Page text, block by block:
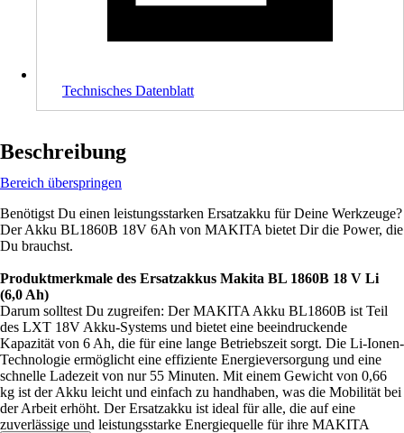
Technisches Datenblatt
Beschreibung
Bereich überspringen
Benötigst Du einen leistungsstarken Ersatzakku für Deine Werkzeuge?
Der Akku BL1860B 18V 6Ah von MAKITA bietet Dir die Power, die
Du brauchst.
Produktmerkmale des Ersatzakkus Makita BL 1860B 18 V Li
(6,0 Ah)
Darum solltest Du zugreifen: Der MAKITA Akku BL1860B ist Teil
des LXT 18V Akku-Systems und bietet eine beeindruckende
Kapazität von 6 Ah, die für eine lange Betriebszeit sorgt. Die Li-Ionen-
Technologie ermöglicht eine effiziente Energieversorgung und eine
schnelle Ladezeit von nur 55 Minuten. Mit einem Gewicht von 0,66
kg ist der Akku leicht und einfach zu handhaben, was die Mobilität bei
der Arbeit erhöht. Der Ersatzakku ist ideal für alle, die auf eine
zuverlässige und leistungsstarke Energiequelle für ihre MAKITA